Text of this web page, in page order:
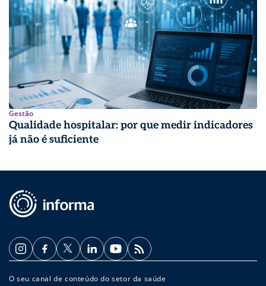
Gestão
Qualidade hospitalar: por que medir indicadores
já não é suficiente
O seu canal de conteúdo do setor da saúde